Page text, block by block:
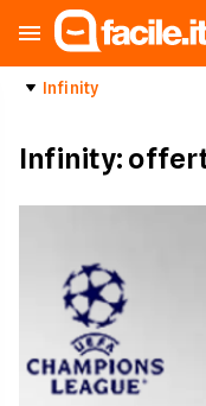
Infinity
Infinity: